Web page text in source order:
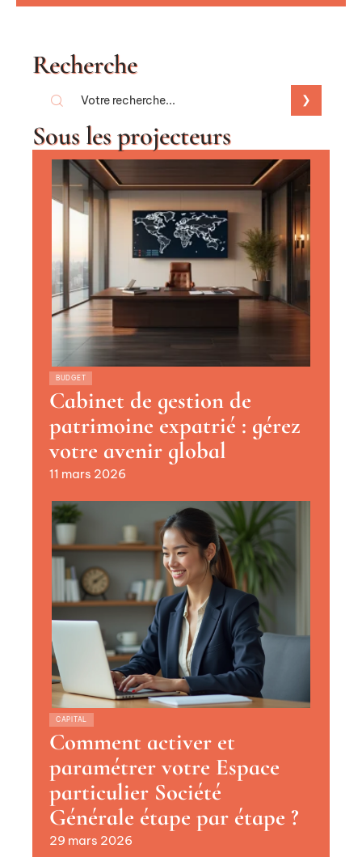
Recherche
Sous les projecteurs
BUDGET
Cabinet de gestion de
patrimoine expatrié : gérez
votre avenir global
11 mars 2026
CAPITAL
Comment activer et
paramétrer votre Espace
particulier Société
Générale étape par étape ?
29 mars 2026